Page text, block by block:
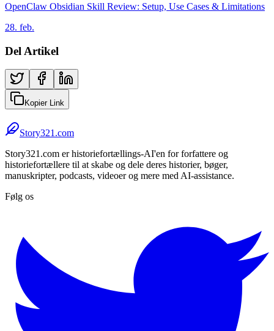
OpenClaw Obsidian Skill Review: Setup, Use Cases & Limitations
28. feb.
Del Artikel
Kopier Link
Story321.com
Story321.com er historiefortællings-AI'en for forfattere og
historiefortællere til at skabe og dele deres historier, bøger,
manuskripter, podcasts, videoer og mere med AI-assistance.
Følg os